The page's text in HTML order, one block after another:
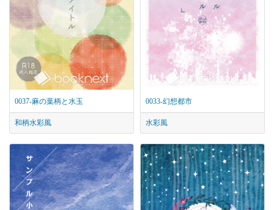
0037-麻の葉柄と水玉
和柄水彩風
0033-幻想都市
水彩風